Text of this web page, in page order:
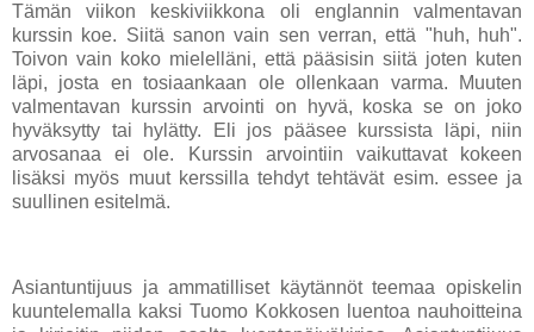
Tämän viikon keskiviikkona oli englannin valmentavan
kurssin koe. Siitä sanon vain sen verran, että "huh, huh".
Toivon vain koko mielelläni, että pääsisin siitä joten kuten
läpi, josta en tosiaankaan ole ollenkaan varma. Muuten
valmentavan kurssin arvointi on hyvä, koska se on joko
hyväksytty tai hylätty. Eli jos pääsee kurssista läpi, niin
arvosanaa ei ole. Kurssin arvointiin vaikuttavat kokeen
lisäksi myös muut kerssilla tehdyt tehtävät esim. essee ja
suullinen esitelmä.
Asiantuntijuus ja ammatilliset käytännöt teemaa opiskelin
kuuntelemalla kaksi Tuomo Kokkosen luentoa nauhoitteina